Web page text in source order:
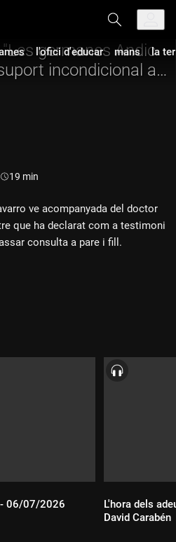
l'ofici d'educar mans la
germanes Andic
incondicional al
Durada:
19 min
ve acompanyada del doctor
que ha declarat com a testimoni
consulta a pare i fill.
- 06/07/2026
L'hora dels
David Carabén